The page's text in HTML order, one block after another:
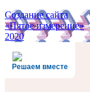
Создание сайта
«Пятое измерение»
2020
Решаем вместе